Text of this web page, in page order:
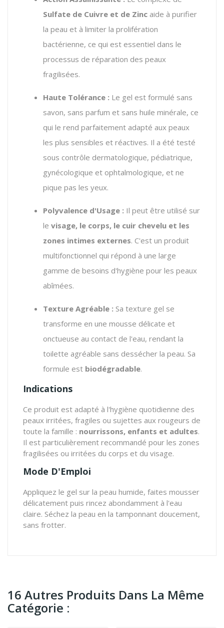
Sulfate de Cuivre et de Zinc aide à purifier
la peau et à limiter la prolifération
bactérienne, ce qui est essentiel dans le
processus de réparation des peaux
fragilisées.
Haute Tolérance : Le gel est formulé sans
savon, sans parfum et sans huile minérale, ce
qui le rend parfaitement adapté aux peaux
les plus sensibles et réactives. Il a été testé
sous contrôle dermatologique, pédiatrique,
gynécologique et ophtalmologique, et ne
pique pas les yeux.
Polyvalence d'Usage : Il peut être utilisé sur
le visage, le corps, le cuir chevelu et les
zones intimes externes. C'est un produit
multifonctionnel qui répond à une large
gamme de besoins d'hygiène pour les peaux
abîmées.
Texture Agréable : Sa texture gel se
transforme en une mousse délicate et
onctueuse au contact de l'eau, rendant la
toilette agréable sans dessécher la peau. Sa
formule est biodégradable.
Indications
Ce produit est adapté à l'hygiène quotidienne des
peaux irritées, fragiles ou sujettes aux rougeurs de
toute la famille : nourrissons, enfants et adultes.
Il est particulièrement recommandé pour les zones
fragilisées ou irritées du corps et du visage.
Mode D'Emploi
Appliquez le gel sur la peau humide, faites mousser
délicatement puis rincez abondamment à l'eau
claire. Séchez la peau en la tamponnant doucement,
sans frotter.
16 Autres Produits Dans La Même
Catégorie :